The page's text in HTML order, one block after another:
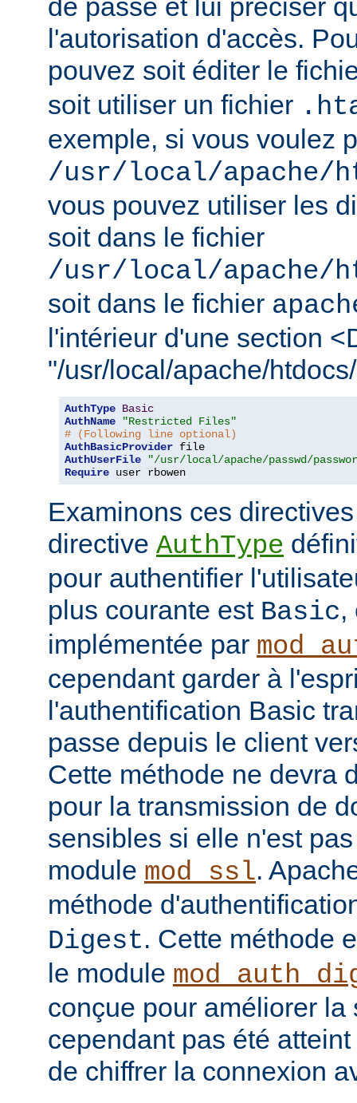
de passe et lui préciser
l'autorisation d'accès.
pouvez soit éditer le
soit utiliser un fichier
exemple, si vous voulez
/usr/local/apache/
vous pouvez utiliser les
soit dans le fichier
/usr/local/apache/
soit dans le fichier
l'intérieur d'une section
"/usr/local/apache/
AuthType Basic
AuthName
"Restricted Files"
# (Following line optional)
AuthBasicProvider
AuthUserFile
"/usr/local/apache/passwd/
Require user rbowen
Examinons ces
directive AuthType
pour authentifier
plus courante est Basic,
implémentée par
cependant garder à
l'authentification Basic
passe depuis le client
Cette méthode ne devra
pour la transmission de
sensibles si elle n'est
module mod_ssl.
méthode
Digest. Cette méthode
le module
conçue pour améliorer la
cependant pas été
de chiffrer la connexion